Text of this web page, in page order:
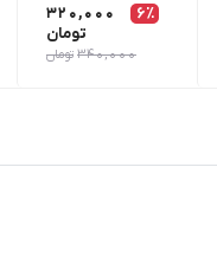
6٪
320,000
تومان
340,000 تومان